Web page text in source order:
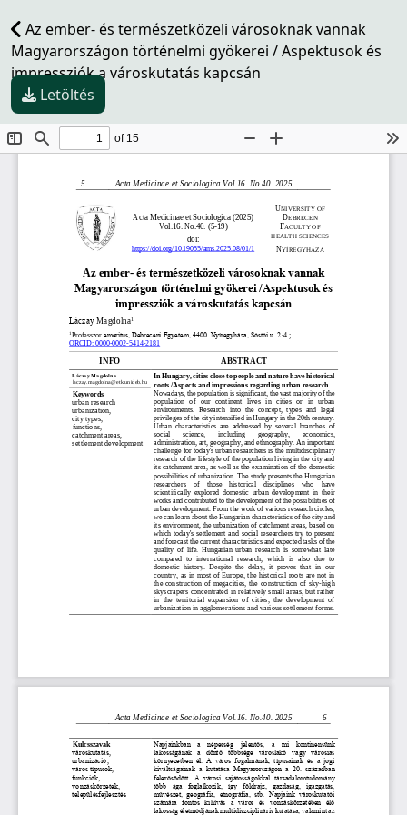
Az ember- és természetközeli városoknak vannak
Magyarországon történelmi gyökerei / Aspektusok és
impressziók a városkutatás kapcsán
Letöltés